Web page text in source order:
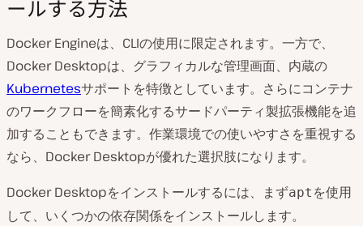
ールする方法
Docker Engineは、CLIの使用に限定されます。一方で、
Docker Desktopは、グラフィカルな管理画面、内蔵の
Kubernetesサポートを特徴としています。さらにコンテナ
のワークフローを簡素化するサードパーティ製拡張機能を追
加することもできます。作業環境での使いやすさを重視する
なら、Docker Desktopが優れた選択肢になります。
Docker Desktopをインストールするには、まずapt を使用
して、いくつかの依存関係をインストールします。